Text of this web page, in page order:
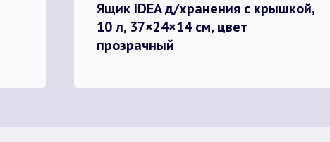
Ящик IDEA д/хранения с крышкой,
10 л, 37×24×14 см, цвет
прозрачный